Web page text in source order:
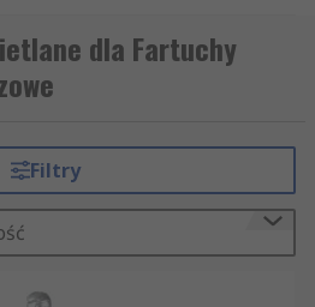
i ograniczenie
W codziennej pracy
wykorzystywane między
punktach kontroli
oraz w wielu innych
odzież robocza ma
i podstawowe zasady
dla Fartuchy
Filtry